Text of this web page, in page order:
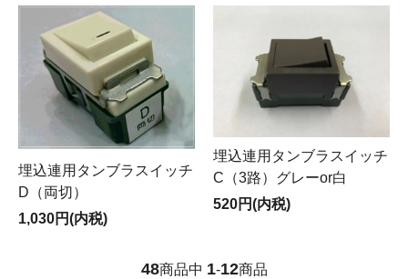
埋込連用タンブラスイッチ
D（両切）
1,030円(内税)
埋込連用タンブラスイッチ
C（3路）グレーor白
520円(内税)
48商品中 1-12商品